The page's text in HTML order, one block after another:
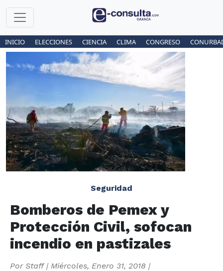
INICIO ELECCIONES CIENCIA CLIMA CONGRESO
Seguridad
Bomberos de Pemex y
Protección Civil, sofocan
incendio en pastizales
Por Staff| Miércoles, Enero 31, 2018 |